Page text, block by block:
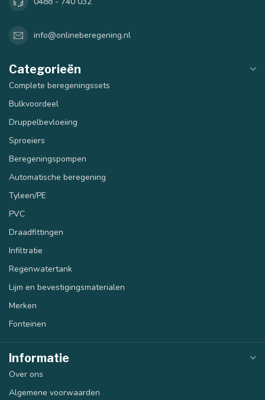
info@onlineberegening.nl
Categorieën
Complete beregeningssets
Bulkvoordeel
Druppelbevloeiing
Sproeiers
Beregeningspompen
Automatische beregening
Tyleen/PE
PVC
Draadfittingen
Infiltratie
Regenwatertank
Lijm en bevestigingsmaterialen
Merken
Fonteinen
Informatie
Over ons
Algemene voorwaarden